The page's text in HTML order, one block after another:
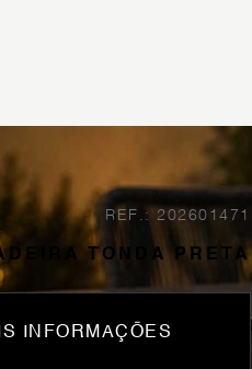
REF.: 202601471
TONDA PRETA
INFORMAÇÕES